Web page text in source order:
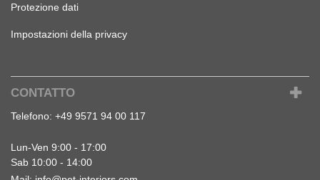
Protezione dati
Impostazioni della privacy
CONTATTO
Telefono: +49 9571 94 00 117
Lun-Ven 9:00 - 17:00
Sab 10:00 - 14:00